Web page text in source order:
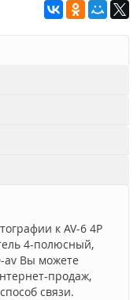
к AV-6 4P
4-полюсный,
av Вы можете
продаж,
связи.